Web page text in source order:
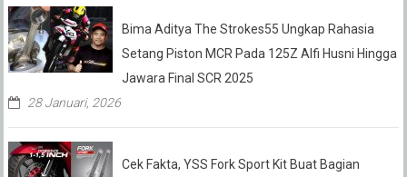
Bima Aditya The Strokes55 Ungkap Rahasia
Setang Piston MCR Pada 125Z Alfi Husni Hingga
Jawara Final SCR 2025
28 Januari, 2026
Cek Fakta, YSS Fork Sport Kit Buat Bagian